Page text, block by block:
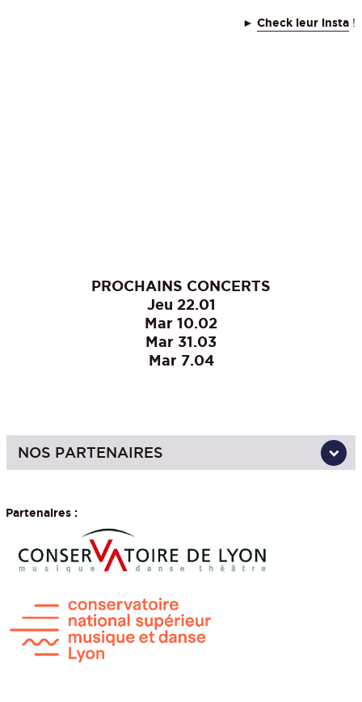
► Check leur insta!
PROCHAINS CONCERTS
Jeu 22.01
Mar 10.02
Mar 31.03
Mar 7.04
NOS PARTENAIRES
Partenaires :